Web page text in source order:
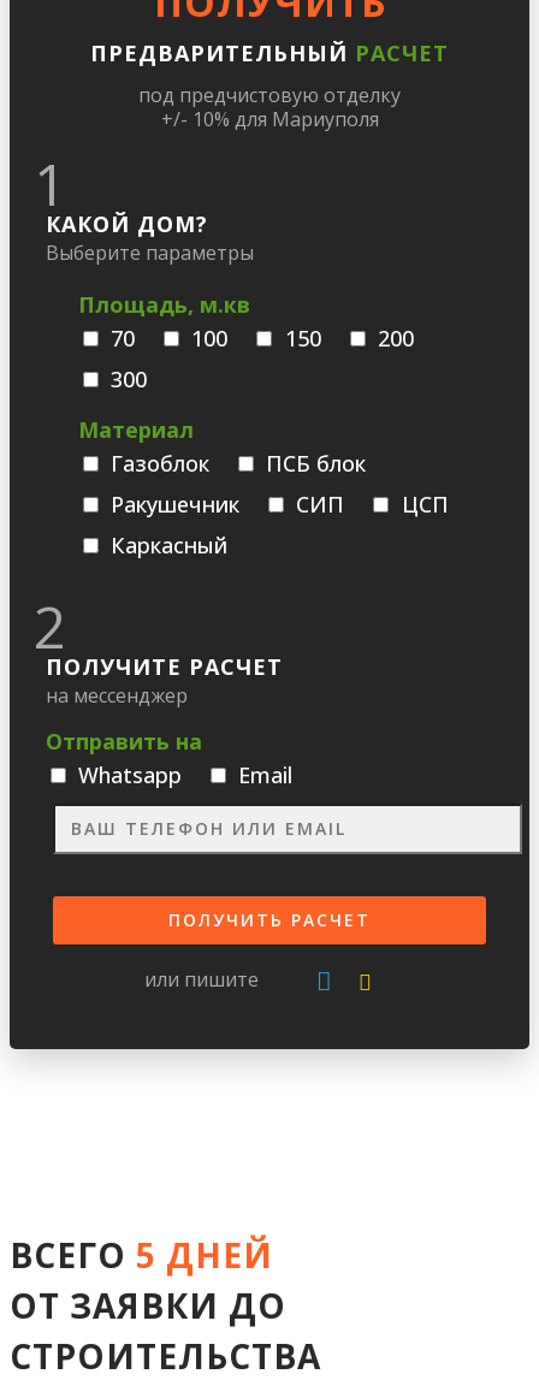
ПРЕДВАРИТЕЛЬНЫЙ РАСЧЕТ
под предчистовую отделку
+/- 10% для Мариуполя
1
КАКОЙ ДОМ?
Выберите параметры
Площадь, м.кв
70
100 150
200
300
Материал
Газоблок
ПСБ блок
Ракушечник
СИП
ЦСП
Каркасный
2
ПОЛУЧИТЕ РАСЧЕТ
на мессенджер
Отправить на
Whatsapp
Email
или пишите
ВСЕГО 5 ДНЕЙ
ОТ ЗАЯВКИ ДО
СТРОИТЕЛЬСТВА